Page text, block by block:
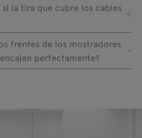
si la tira que cubre los cables
frentes de los mostradores
perfectamente?